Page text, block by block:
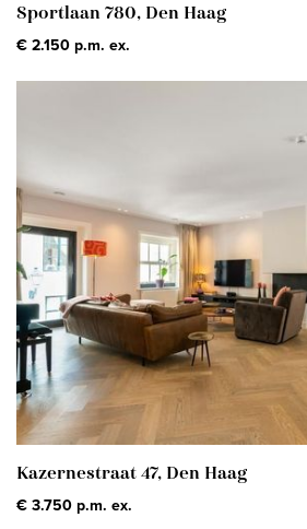
Sportlaan 780, Den Haag
€ 2.150 p.m. ex.
Kazernestraat 47, Den Haag
€ 3.750 p.m. ex.